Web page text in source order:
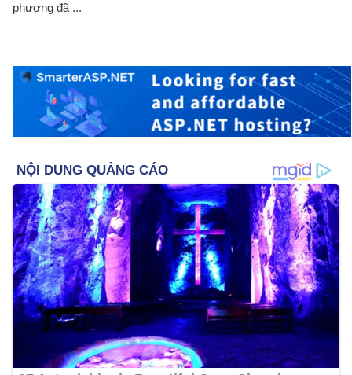
phương đã ...